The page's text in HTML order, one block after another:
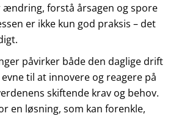
forstå årsagen og spore
er ikke kun god praksis – det
påvirker både den daglige drift
til at innovere og reagere på
skiftende krav og behov.
en løsning, som kan forenkle,